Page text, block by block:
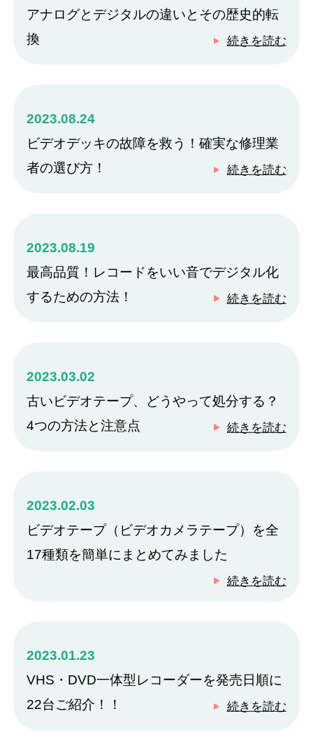
アナログとデジタルの違いとその歴史的転
換
続きを読む
2023.08.24
ビデオデッキの故障を救う！確実な修理業
者の選び方！
続きを読む
2023.08.19
最高品質！レコードをいい音でデジタル化
するための方法！
続きを読む
2023.03.02
古いビデオテープ、どうやって処分する？
4つの方法と注意点
続きを読む
2023.02.03
ビデオテープ（ビデオカメラテープ）を全
17種類を簡単にまとめてみました
続きを読む
2023.01.23
VHS・DVD一体型レコーダーを発売日順に
22台ご紹介！！
続きを読む